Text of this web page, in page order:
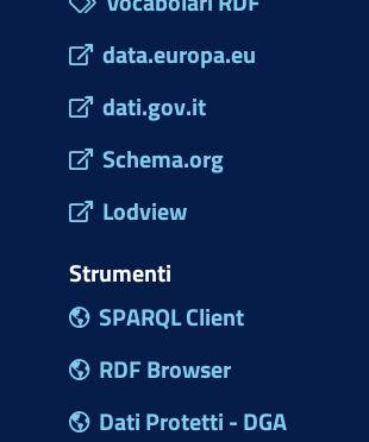
data.europa.eu
dati.gov.it
Schema.org
Lodview
Strumenti
SPARQL Client
RDF Browser
Dati Protetti - DGA